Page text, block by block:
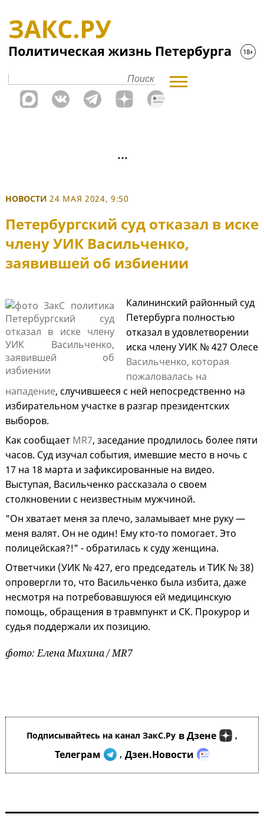
НОВОСТИ 24 МАЯ 2024, 9:50
Петербургский суд отказал в иске
члену УИК Васильченко,
заявившей об избиении
Калининский районный суд
Петербурга полностью
отказал в удовлетворении
иска члену УИК № 427 Олесе
Васильченко, которая
пожаловалась на
нападение, случившееся с ней непосредственно на
избирательном участке в разгар президентских
выборов.
Как сообщает MR7, заседание продлилось более пяти
часов. Суд изучал события, имевшие место в ночь с
17 на 18 марта и зафиксированные на видео.
Выступая, Васильченко рассказала о своем
столкновении с неизвестным мужчиной.
"Он хватает меня за плечо, заламывает мне руку —
меня валят. Он не один! Ему кто-то помогает. Это
полицейская?!" - обратилась к суду женщина.
Ответчики (УИК № 427, его председатель и ТИК № 38)
опровергли то, что Васильченко была избита, даже
несмотря на потребовавшуюся ей медицинскую
помощь, обращения в травмпункт и СК. Прокурор и
судья поддержали их позицию.
фото: Елена Михина / MR7
Подписывайтесь на канал ЗакС.Ру в Дзене ,
Телеграм , Дзен.Новости